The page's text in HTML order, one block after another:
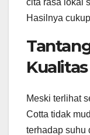
cita rasa lokal
Hasilnya
Kualitas
Meski terlihat
Cotta tidak
terhadap suhu